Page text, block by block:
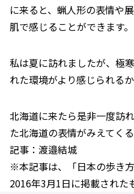
に来ると、蝋人形の表情や
肌で感じることができます。
私は夏に訪れましたが、極
れた環境がより感じられる
北海道に来たら是非一度訪
た北海道の表情がみえてく
記事：渡邉結城
※本記事は、「日本の歩き
2016年3月1日に掲載された